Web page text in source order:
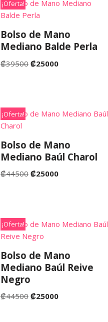
¡Oferta!
Bolso de Mano
Mediano Balde Perla
₡39500 ₡25000
¡Oferta!
Bolso de Mano
Mediano Baúl Charol
₡44500 ₡25000
¡Oferta!
Bolso de Mano
Mediano Baúl Reive
Negro
₡44500 ₡25000